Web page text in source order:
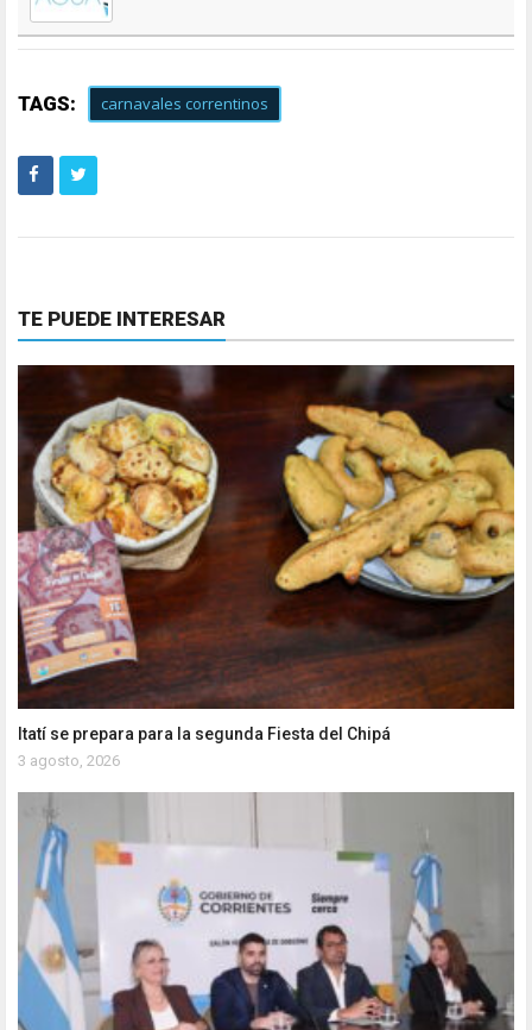
TAGS: carnavales correntinos
TE PUEDE INTERESAR
Itatí se prepara para la segunda Fiesta del Chipá
3 agosto, 2026